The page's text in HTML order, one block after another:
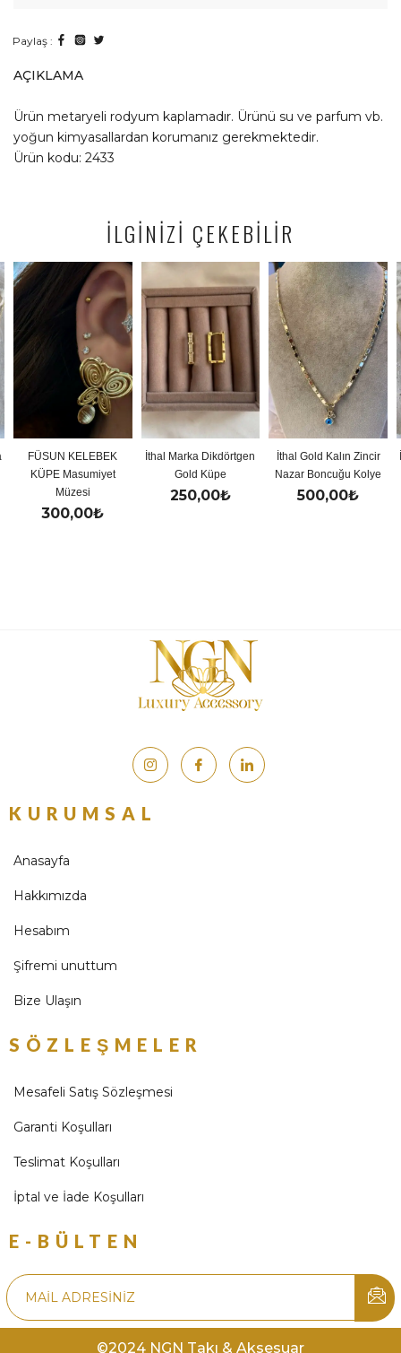
Paylaş :
AÇIKLAMA
Ürün metaryeli rodyum kaplamadır. Ürünü su ve parfum vb.
yoğun kimyasallardan korumanız gerekmektedir.
Ürün kodu: 2433
İLGİNİZİ ÇEKEBİLİR
KELEBEK
Masumiyet
₺
İthal Marka Dikdörtgen
₺
İthal Gold Kalın Zincir
Nazar Boncuğu Kolye
₺
İthal Gold
Y
KURUMSAL
Anasayfa
Hakkımızda
Hesabım
Şifremi unuttum
Bize Ulaşın
SÖZLEŞMELER
Mesafeli Satış Sözleşmesi
Garanti Koşulları
Teslimat Koşulları
İptal ve İade Koşulları
E-BÜLTEN
©2024 NGN Takı & Aksesuar